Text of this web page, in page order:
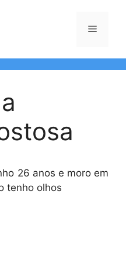
Menu
26 anos e moro em
tenho olhos